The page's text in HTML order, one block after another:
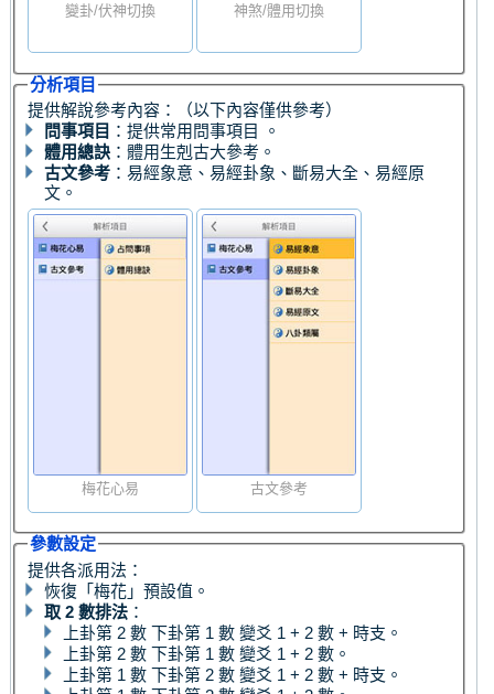
變卦/伏神切換 神煞/體用切換
分析項目
提供解說參考內容：（以下內容僅供參考）
問事項目 ：提供常用問事項目 。
體用總訣 ：體用生剋古大參考。
古文參考 ：易經象意、易經卦象、斷易大全、易經原
文。
梅花心易 古文參考
參數設定
提供各派用法：
恢復「梅花」預設值。
取 2 數排法 ：
上卦第 2 數 下卦第 1 數 變爻 1 + 2 數 + 時支。
上卦第 2 數 下卦第 1 數 變爻 1 + 2 數。
上卦第 1 數 下卦第 2 數 變爻 1 + 2 數 + 時支。